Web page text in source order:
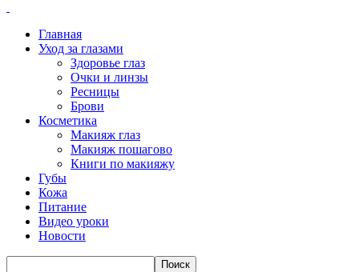
Главная
Уход за глазами
Здоровье глаз
Очки и линзы
Ресницы
Брови
Косметика
Макияж глаз
Макияж пошагово
Книги по макияжу
Губы
Кожа
Питание
Видео уроки
Новости